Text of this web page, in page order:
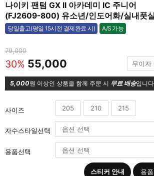
나이키 팬텀 GX II 아카데미 IC 주니어
(FJ2609-800) 유소년/인도어화/실내풋
당일출고(평일 15시전 결제완료 시) A/S 가능
가능
79,000
30% 55,000 무이자
5,000원 이상인 상품을 함께 주문 시 무료 배송입니
사이즈 205 210 215
자수스타일선택
용품선택
스티커 안내 용